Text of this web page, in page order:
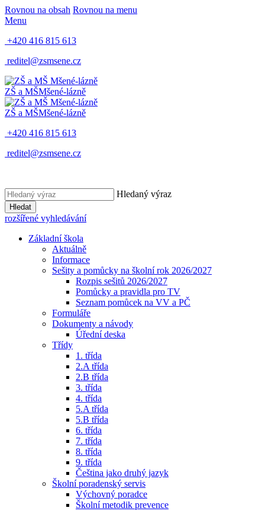
Rovnou na obsah Rovnou na menu
Menu
+420 416 815 613
reditel@zsmsene.cz
ZŠ a MŠMšené-lázně
ZŠ a MŠMšené-lázně
+420 416 815 613
reditel@zsmsene.cz
Hledaný výraz
Hledat
rozšířené vyhledávání
Základní škola
Aktuálně
Informace
Sešity a pomůcky na školní rok 2026/2027
Rozpis sešitů 2026/2027
Pomůcky a pravidla pro TV
Seznam pomůcek na VV a PČ
Formuláře
Dokumenty a návody
Úřední deska
Třídy
1. třída
2.A třída
2.B třída
3. třída
4. třída
5.A třída
5.B třída
6. třída
7. třída
8. třída
9. třída
Čeština jako druhý jazyk
Školní poradenský servis
Výchovný poradce
Školní metodik prevence